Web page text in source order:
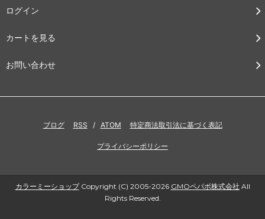
ログイン
カートを見る
お問い合わせ
ブログ RSS / ATOM 特定商法取引法に基づく表記
プライバシーポリシー
カラーミーショップCopyright (C) 2005-2026 GMOペパボ株式会社 All
Rights Reserved.